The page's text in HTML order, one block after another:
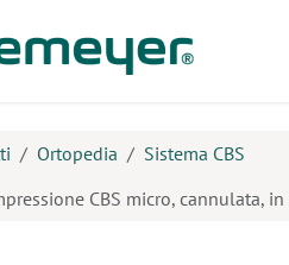
Ortopedia
Sistema CBS
CBS micro, cannulata,